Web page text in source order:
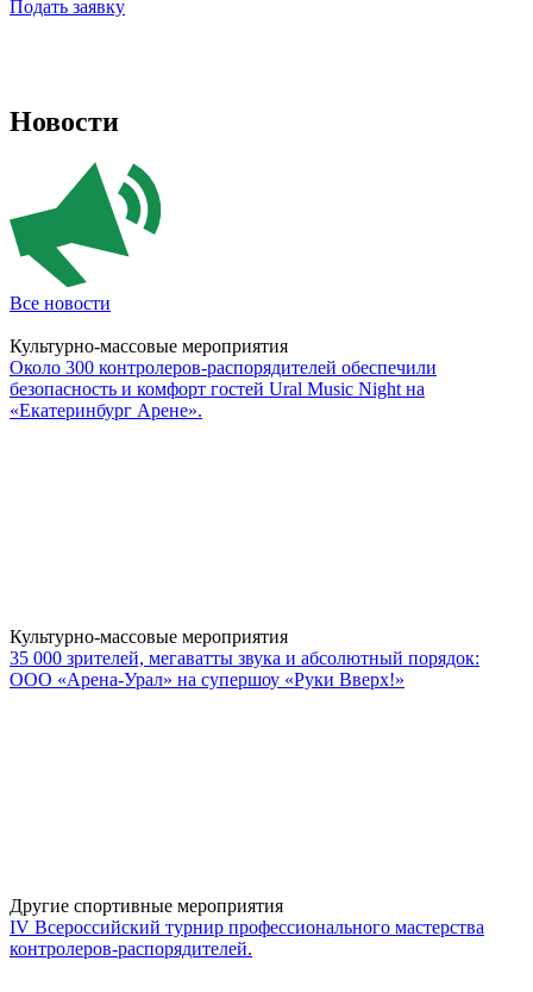
Подать заявку
Новости
Все новости
Культурно-массовые мероприятия
Около 300 контролеров-распорядителей обеспечили
безопасность и комфорт гостей Ural Music Night на
«Екатеринбург Арене».
Культурно-массовые мероприятия
35 000 зрителей, мегаватты звука и абсолютный порядок:
ООО «Арена-Урал» на супершоу «Руки Вверх!»
Другие спортивные мероприятия
IV Всероссийский турнир профессионального мастерства
контролеров-распорядителей.